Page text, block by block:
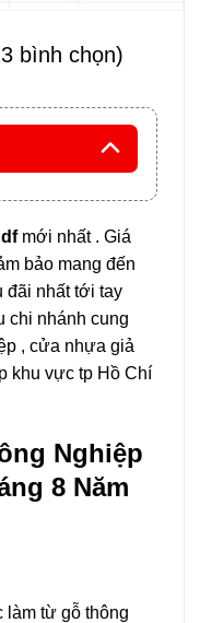
bình chọn)
mới nhất . Giá
bảo mang đến
đãi nhất tới tay
chi nhánh cung
, cửa nhựa giả
khu vực tp Hồ Chí
Nghiệp
8 Năm
từ gỗ thông